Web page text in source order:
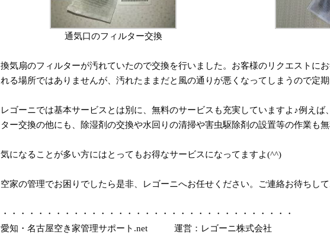
通気口のフィルター交換
換気扇のフィルターが汚れていたので交換を行いました。お客様のリクエストに
れる場所ではありませんが、汚れたままだと風の通りが悪くなってしまうので定期
レゴーニでは基本サービスとは別に、無料のサービスも充実していますよ♪例え
ター交換の他にも、除湿剤の交換や水回りの清掃や害虫駆除剤の設置等の作業も無
気になることが多い方にはとってもお得なサービスになってますよ(^^)
空家の管理でお困りでしたら是非、レゴーニへお任せください。ご連絡お待ちして
・・・・・・・・・・・・・・・・・・・・・・・・・・・・・・・・・
愛知・名古屋空き家管理サポート.net 運営：レゴーニ株式会社